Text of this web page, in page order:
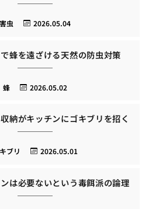
2026.05.04
害虫
蜂を遠ざける天然の防虫対策
2026.05.02
蜂
納がキッチンにゴキブリを招く
2026.05.01
ブリ
は必要ないという毒餌派の論理